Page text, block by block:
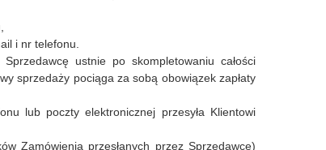
i nr telefonu.
ustnie po skompletowaniu całości
sprzedaży pociąga za sobą obowiązek zapłaty
lub poczty elektronicznej przesyła Klientowi
Zamówienia przesłanych przez Sprzedawcę)